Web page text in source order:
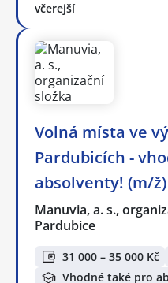
včerejší
Volná místa ve
Pardubicích -
absolventy! (m/ž)
Manuvia, a. s.,
Pardubice
31 000 – 35 000 Kč
Vhodné také pro